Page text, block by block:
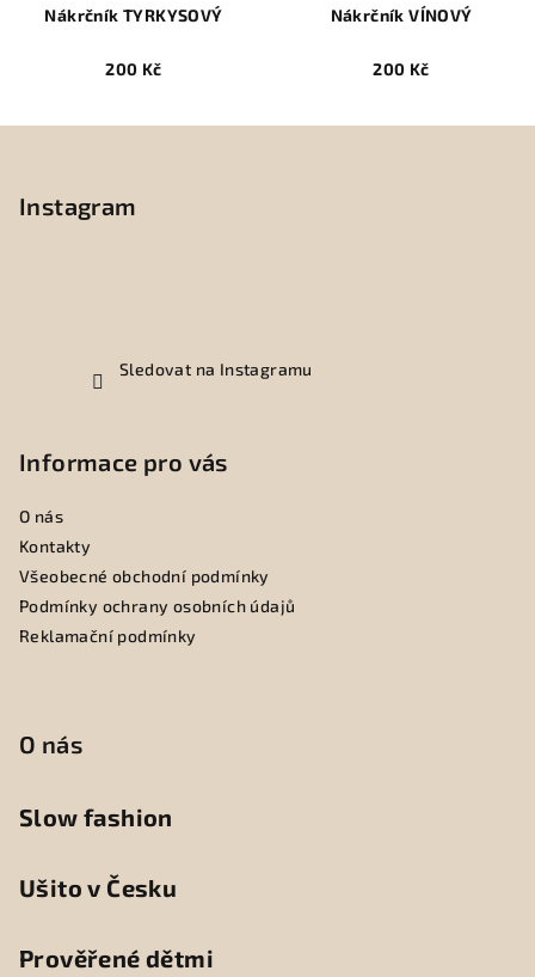
Nákrčník TYRKYSOVÝ
200 Kč
Nákrčník VÍNOVÝ
200 Kč
Instagram
Sledovat na Instagramu
Informace pro vás
O nás
Kontakty
Všeobecné obchodní podmínky
Podmínky ochrany osobních údajů
Reklamační podmínky
O nás
Slow fashion
Ušito v Česku
Prověřené dětmi